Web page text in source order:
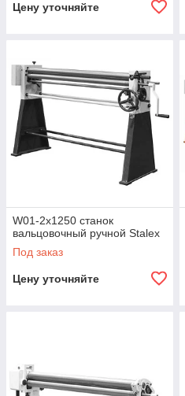
Цену уточняйте
W01-2х1250 станок
вальцовочный ручной Stalex
Под заказ
Цену уточняйте